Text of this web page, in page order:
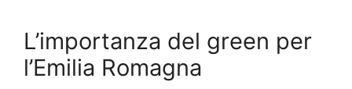
L’importanza del green per
l’Emilia Romagna